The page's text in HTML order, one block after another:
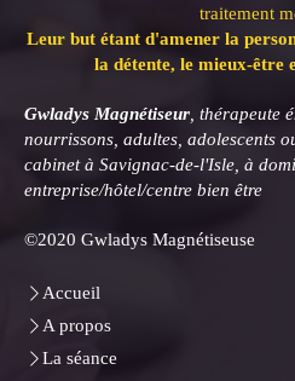
traitement
Leur but étant d'amener la
la détente, le mieux-être
Gwladys Magnétiseur, thérapeute
nourrissons, adultes, adolescents
cabinet à Savignac-de-l'Isle, à
entreprise/hôtel/centre bien être
©2020 Gwladys Magnétiseuse
Accueil
A propos
La séance